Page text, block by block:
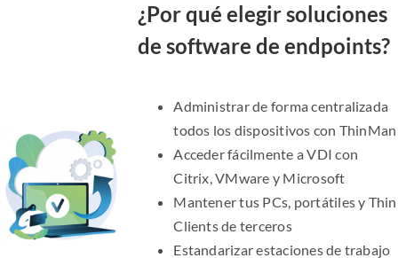
¿Por qué elegir soluciones
de software de endpoints?
Administrar de forma centralizada
todos los dispositivos con ThinMan
Acceder fácilmente a VDI con
Citrix, VMware y Microsoft
Mantener tus PCs, portátiles y Thin
Clients de terceros
Estandarizar estaciones de trabajo